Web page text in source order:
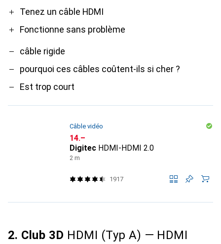
Tenez un câble HDMI
Fonctionne sans problème
câble rigide
pourquoi ces câbles coûtent-ils si cher ?
Est trop court
Câble vidéo
CHF
14.–
Digitec HDMI-HDMI 2.0
2 m
1917
2. Club 3D HDMI (Typ A) — HDMI